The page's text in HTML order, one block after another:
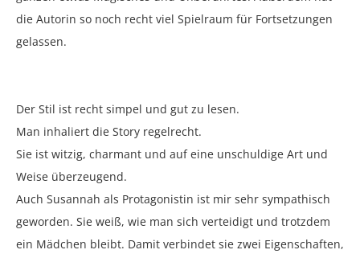
die Autorin so noch recht viel Spielraum für Fortsetzungen
gelassen.
Der Stil ist recht simpel und gut zu lesen.
Man inhaliert die Story regelrecht.
Sie ist witzig, charmant und auf eine unschuldige Art und
Weise überzeugend.
Auch Susannah als Protagonistin ist mir sehr sympathisch
geworden. Sie weiß, wie man sich verteidigt und trotzdem
ein Mädchen bleibt. Damit verbindet sie zwei Eigenschaften,